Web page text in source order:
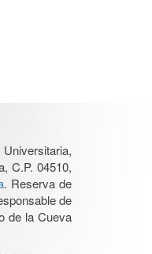
C.P. 04510,
. Reserva de
de
de la Cueva